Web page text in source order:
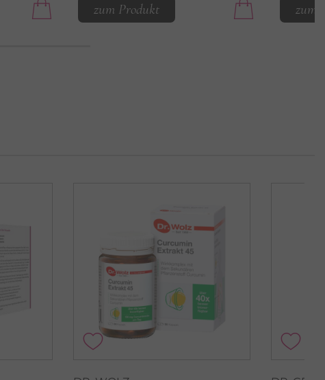
zum Produkt zum